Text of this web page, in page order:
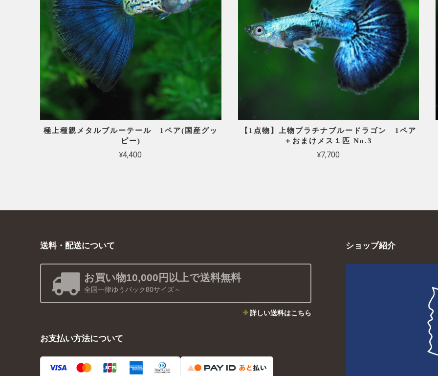
極上種親メタルブルーテール 1ペア(国産グッ
ピー)
¥4,400
【1点物】上物プラチナブルードラゴン 1ペア
＋おまけメス１匹 No.3
¥7,700
送料・配送について
お買い物10,000円以上で送料無料
全国一律ゆうパック80サイズ～
詳しい送料はこちら
お支払い方法について
ショップ紹介